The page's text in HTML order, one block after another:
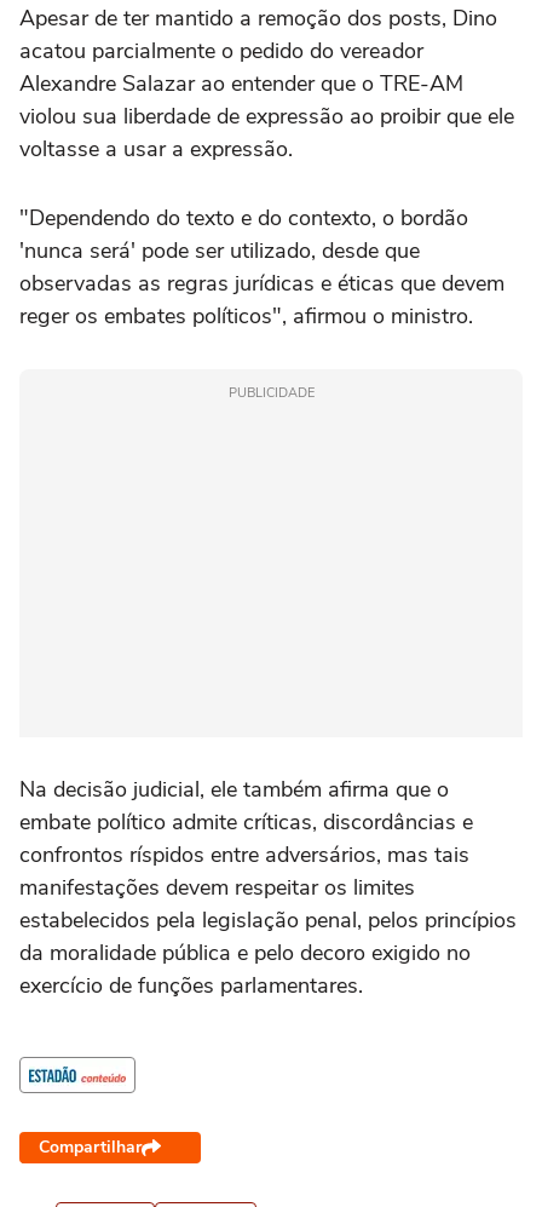
Apesar de ter mantido a remoção dos posts, Dino
acatou parcialmente o pedido do vereador
Alexandre Salazar ao entender que o TRE-AM
violou sua liberdade de expressão ao proibir que ele
voltasse a usar a expressão.
"Dependendo do texto e do contexto, o bordão
'nunca será' pode ser utilizado, desde que
observadas as regras jurídicas e éticas que devem
reger os embates políticos", afirmou o ministro.
PUBLICIDADE
Na decisão judicial, ele também afirma que o
embate político admite críticas, discordâncias e
confrontos ríspidos entre adversários, mas tais
manifestações devem respeitar os limites
estabelecidos pela legislação penal, pelos princípios
da moralidade pública e pelo decoro exigido no
exercício de funções parlamentares.
Compartilhar